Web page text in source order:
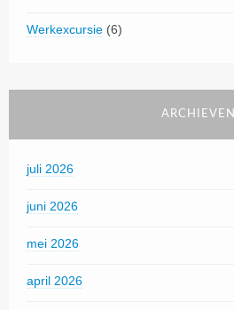
Werkexcursie (6)
ARCHIEVEN
juli 2026
juni 2026
mei 2026
april 2026